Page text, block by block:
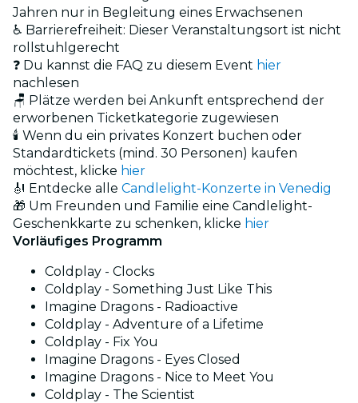
Jahren nur in Begleitung eines Erwachsenen
♿ Barrierefreiheit: Dieser Veranstaltungsort ist nicht
rollstuhlgerecht
❓ Du kannst die FAQ zu diesem Event hier
nachlesen
🪑 Plätze werden bei Ankunft entsprechend der
erworbenen Ticketkategorie zugewiesen
🕯️ Wenn du ein privates Konzert buchen oder
Standardtickets (mind. 30 Personen) kaufen
möchtest, klicke hier
🎻 Entdecke alle Candlelight-Konzerte in Venedig
🎁 Um Freunden und Familie eine Candlelight-
Geschenkkarte zu schenken, klicke hier
Vorläufiges Programm
Coldplay - Clocks
Coldplay - Something Just Like This
Imagine Dragons - Radioactive
Coldplay - Adventure of a Lifetime
Coldplay - Fix You
Imagine Dragons - Eyes Closed
Imagine Dragons - Nice to Meet You
Coldplay - The Scientist